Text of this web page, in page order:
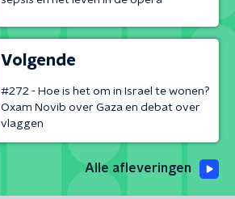
Volgende
#272 - Hoe is het om in Israel te wonen?
Oxam Novib over Gaza en debat over
vlaggen
Alle afleveringen